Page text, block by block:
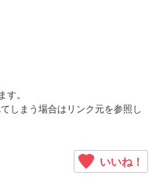
。
しまう場合はリンク元を参照し
いいね！